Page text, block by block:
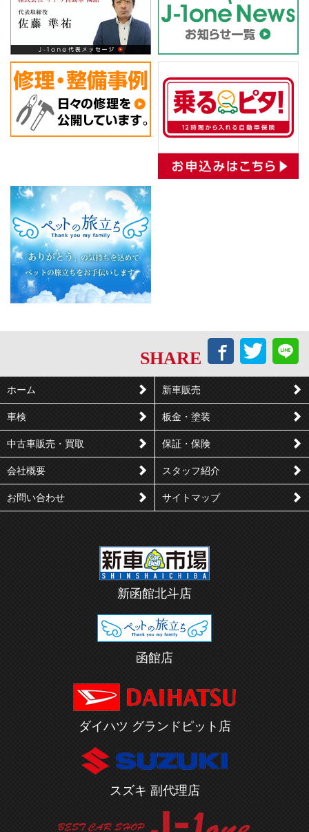
SHARE
Facebook
で
ェ
ア
で
ぶ
や
ホーム 新車販売
車検 板金・塗装
中古車販売・買取 保証・保険
会社概要 スタッフ紹介
お問い合わせ サイトマップ
新函館北斗店
函館店
ダイハツ グランドピット店
スズキ 副代理店